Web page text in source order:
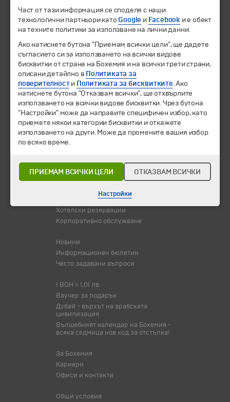
Всички права запазени.
Екскурзии и почивки
Направления
Календар
Всички програми от А до Я
Промоции
Горещи оферти
Потвърдени дати
Оферта на деня
Туристически обекти
Самолетни билети
Хотелски резервации
Корпоративно обслужване
Новини
Информационен бюлетин
Често задавани въпроси
1 BOH = 1,01 лв.
Ваучер за подарък
Дубай - върхът на арабската
цивилизация
Вълшебният календар на Бохемия -
всяка седмица нов код за отстъпка!
За Бохемия
Кариери
Офиси и контакти
Общи условия
Част от тази информация се споделя с наши
технологични партньори като Google и Facebook и е обект
на техните политики за използване на лични данни.
Ако натиснете бутона "Приемам всички цели", ще дадете
съгласието си за използването на всички видове
бисквитки от страна на Бохемия и на всички трети страни,
описани детайлно в Политиката за
поверителности Политиката за бисквитките. Ако
натиснете бутона "Отказвам всички", ще отхвърлите
използването на всички видове бисквитки. Чрез бутона
"Настройки" може да направите специфичен избор, като
приемете някои категории бисквитки и откажете
използването на други. Може да промените вашия избор
по всяко време.
ПРИЕМАМ ВСИЧКИ ЦЕЛИ ОТКАЗВАМ ВСИЧКИ
Настройки